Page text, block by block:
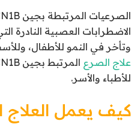
الاضطرابات العصبية النادرة
وتأخر في النمو للأطفال،
علاج الصرع
للأطباء والأسر.
كيف يعمل العلاج